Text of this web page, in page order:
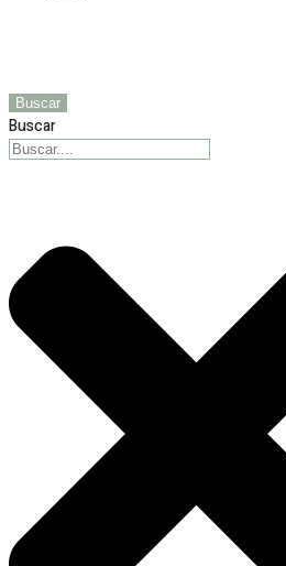
Buscar
Buscar